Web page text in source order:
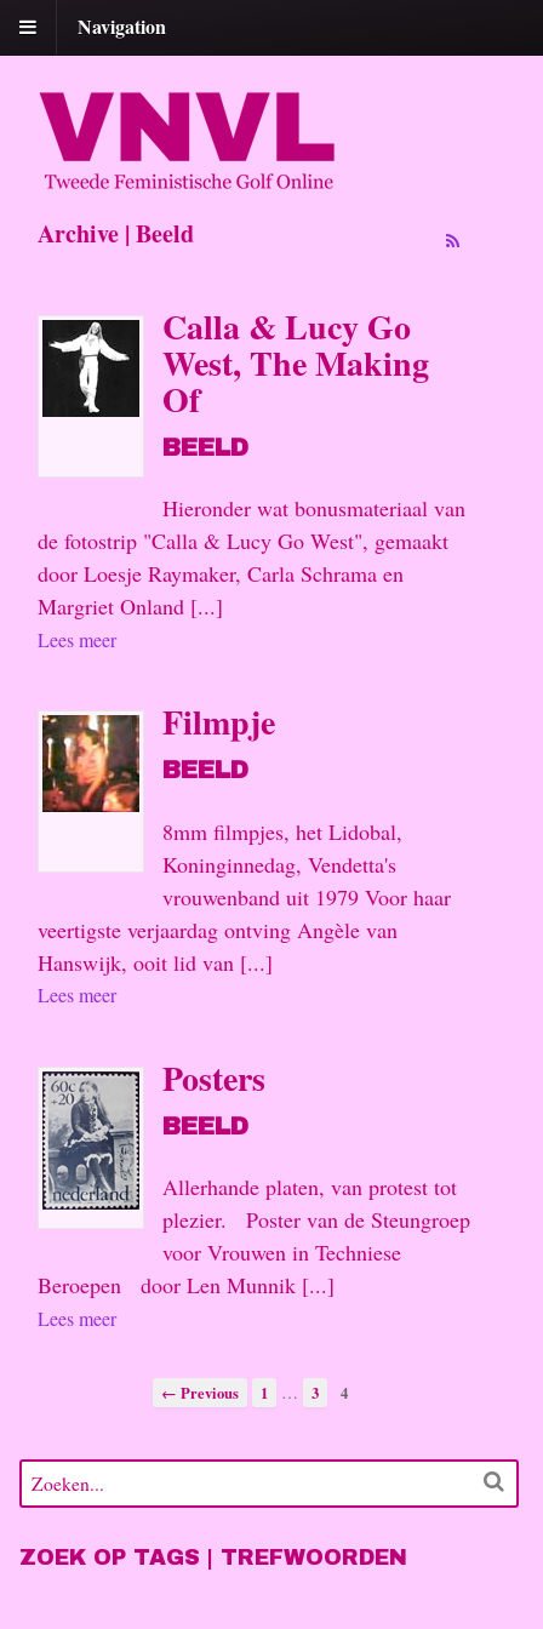
Navigation
Archive | Beeld
Calla & Lucy Go
West, The Making
Of
BEELD
Hieronder wat bonusmateriaal van
de fotostrip "Calla & Lucy Go West", gemaakt
door Loesje Raymaker, Carla Schrama en
Margriet Onland [...]
Lees meer
Filmpje
BEELD
8mm filmpjes, het Lidobal,
Koninginnedag, Vendetta's
vrouwenband uit 1979 Voor haar
veertigste verjaardag ontving Angèle van
Hanswijk, ooit lid van [...]
Lees meer
Posters
BEELD
Allerhande platen, van protest tot
plezier. Poster van de Steungroep
voor Vrouwen in Techniese
Beroepen door Len Munnik [...]
Lees meer
← Previous 1 … 3 4
ZOEK OP TAGS | TREFWOORDEN